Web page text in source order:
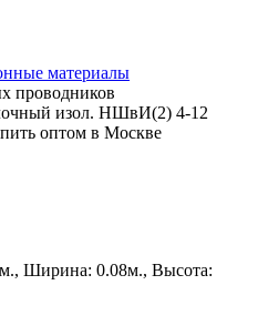
материалы
проводников
Ширина: 0.08м., Высота: